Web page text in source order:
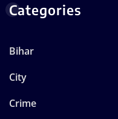
Categories
Bihar
City
Crime